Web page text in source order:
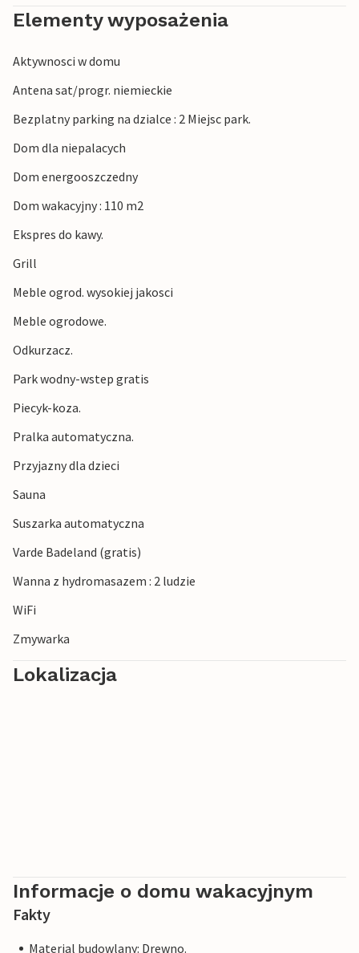
których jedna ma jacuzzi, a druga bezpośredni dostęp do
sauny. Dużą uwagę zwrócono na jakość, przytulność,
drewna. Wewnątrz i na zewnątrz czekają na Państwa różne
aktywności dla całej rodziny. Piękne miejsce na wakacje,
Elementy wyposażenia
Aktywnosci w domu
Antena sat/progr. niemieckie
Bezplatny parking na dzialce : 2 Miejsc park.
Dom dla niepalacych
Dom energooszczedny
Dom wakacyjny : 110 m2
Ekspres do kawy.
Grill
Meble ogrod. wysokiej jakosci
Meble ogrodowe.
Odkurzacz.
Park wodny-wstep gratis
Piecyk-koza.
Pralka automatyczna.
Przyjazny dla dzieci
Sauna
Suszarka automatyczna
Varde Badeland (gratis)
Wanna z hydromasazem : 2 ludzie
WiFi
Zmywarka
Lokalizacja
Informacje o domu wakacyjnym
Fakty
Material budowlany: Drewno.